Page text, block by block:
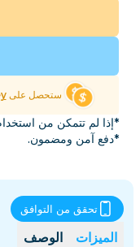
ستحصل على
*إذا لم تتمكن من
*دفع آمن ومضمون.
الميزات الوصف
تحقق من التوافق